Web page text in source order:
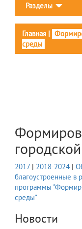
Разделы
Главная |
среды
2017 | 2018-2024 |
благоустроенные в
программы
среды"
Новости